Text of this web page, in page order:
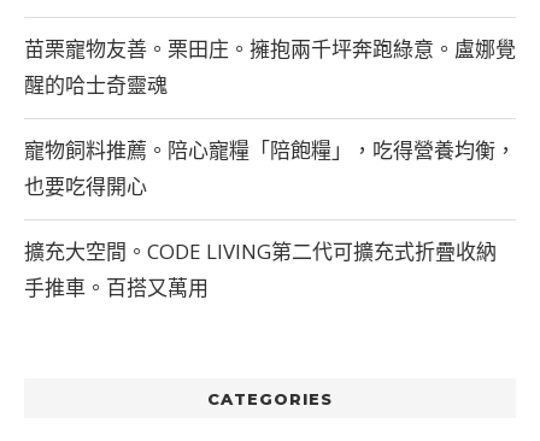
苗栗寵物友善。栗田庄。擁抱兩千坪奔跑綠意。盧娜覺
醒的哈士奇靈魂
寵物飼料推薦。陪心寵糧「陪飽糧」，吃得營養均衡，
也要吃得開心
擴充大空間。CODE LIVING第二代可擴充式折疊收納
手推車。百搭又萬用
CATEGORIES